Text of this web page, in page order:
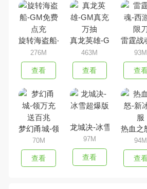
旋转海盗船-GM免费点充
276M
查看
真龙英雄-GM真充万抽
463M
查看
雷霆战
93M
查
梦幻甬城-领万充送百兆
70M
查看
龙城决-冰雪超爆版
97M
查看
热血之
94M
查